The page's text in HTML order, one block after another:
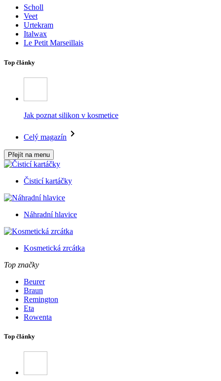
Scholl
Veet
Urtekram
Italwax
Le Petit Marseillais
Top články
Jak poznat silikon v kosmetice
Celý magazín
Přejít na menu
Čisticí kartáčky
Náhradní hlavice
Kosmetická zrcátka
Top značky
Beurer
Braun
Remington
Eta
Rowenta
Top články